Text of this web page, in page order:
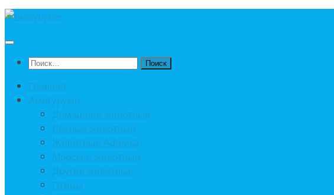
Под
Найти:
Главная
Амигуруми
Домашние животные
Лесные животные
Животные Африка
Морские животные
Другие животные
Птицы